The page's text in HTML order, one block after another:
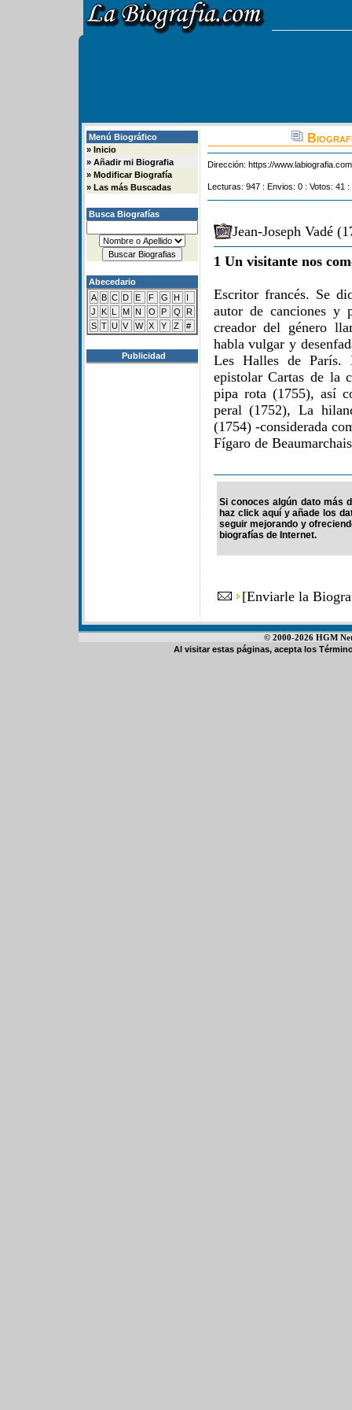
Menú Biográfico
» Inicio
» Añadir mi Biografia
» Modificar Biografía
» Las más Buscadas
Busca Biografías
Abecedario
A B C D E F G H
I
J
K L M N O P Q
R
S T U V W X Y Z #
Publicidad
Dirección: https://
Lecturas: 947 : Envios: 0 : Votos: 41
Jean-Joseph Vadé
1 Un visitante nos
Escritor francés. Se
autor de canciones y
creador del género
habla vulgar y
Les Halles de París.
epistolar Cartas de la
pipa rota (1755), así
peral (1752), La
(1754) -considerada
Fígaro de
Si conoces algún dato más
haz click aquí y añade los
seguir mejorando y
biografías de Internet.
[Enviarle la
© 2000-2026 HGM
Al visitar estas páginas, acepta los